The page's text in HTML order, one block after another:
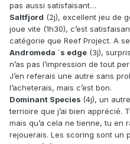
pas aussi satisfaisant…
Saltfjord (2j), excellent jeu de
joue vite (1h30), c’est
catégorie que Reef Project. A
Andromeda ´s edge (3j),
n’as pas l’impression de tout
J’en referais une autre sans
l’acheterais, mais c’est bon.
Dominant Species (4j), un
terrioire que j’ai bien apprécié.
mais qu’a cela ne tienne, tu en
rejouerais. Les scoring sont un